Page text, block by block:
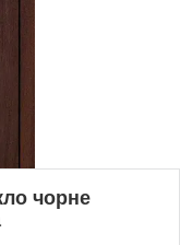
чорне